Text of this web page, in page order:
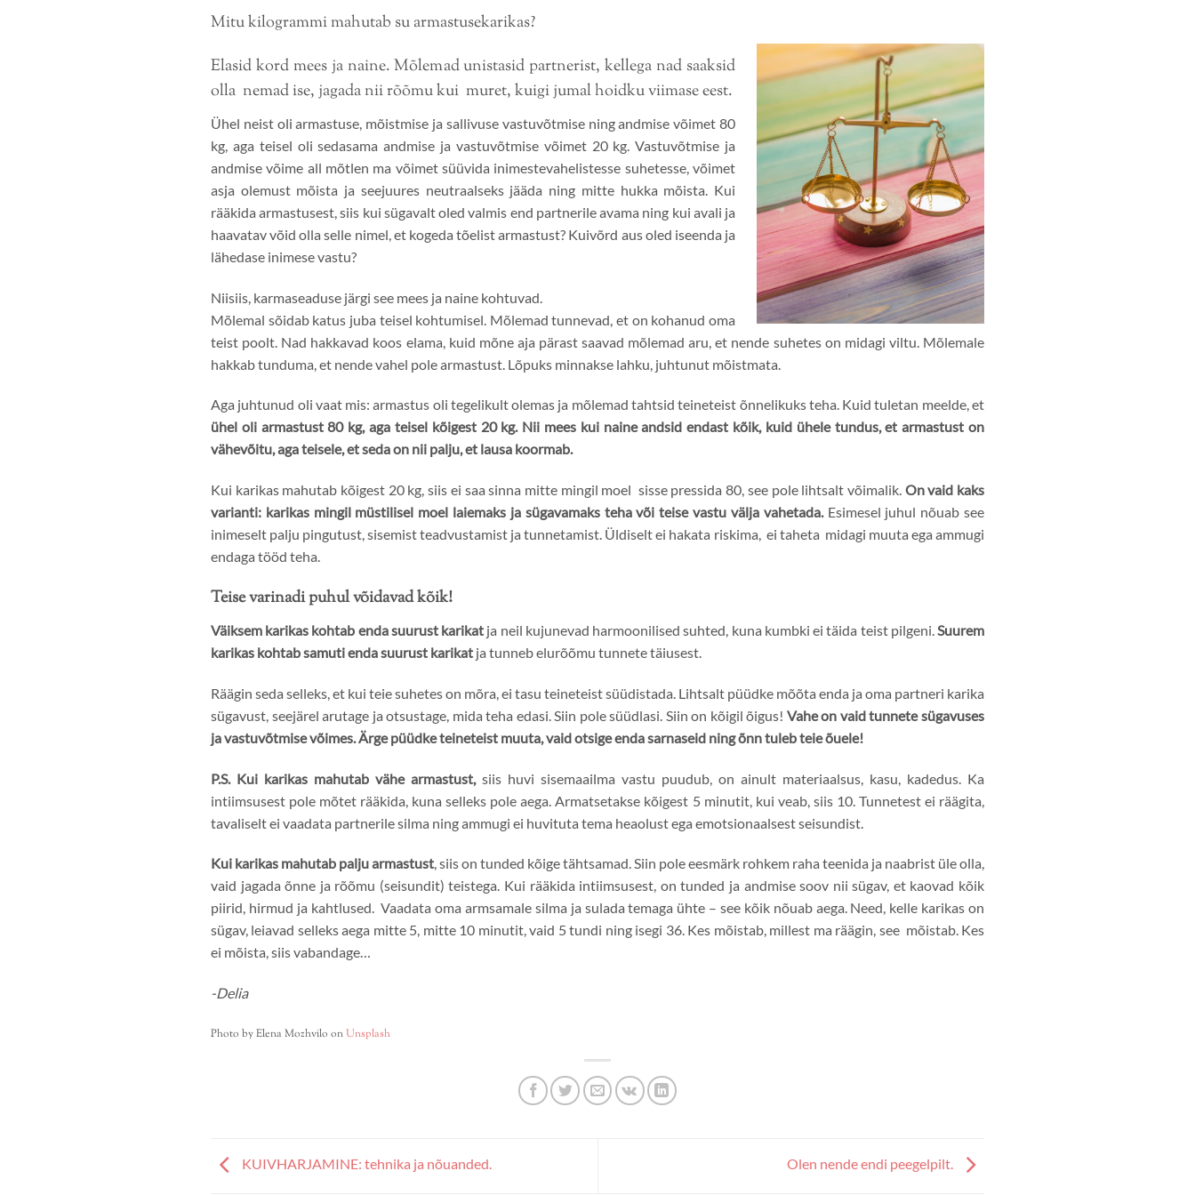
Mitu kilogrammi mahutab su armastusekarikas?
Elasid kord mees ja naine. Mõlemad unistasid partnerist, kellega nad saaksid
olla nemad ise, jagada nii rõõmu kui muret, kuigi jumal hoidku viimase eest.
Ühel neist oli armastuse, mõistmise ja sallivuse vastuvõtmise ning andmise võimet 80
kg, aga teisel oli sedasama andmise ja vastuvõtmise võimet 20 kg. Vastuvõtmise ja
andmise võime all mõtlen ma võimet süüvida inimestevahelistesse suhetesse, võimet
asja olemust mõista ja seejuures neutraalseks jääda ning mitte hukka mõista. Kui
rääkida armastusest, siis kui sügavalt oled valmis end partnerile avama ning kui avali ja
haavatav võid olla selle nimel, et kogeda tõelist armastust? Kuivõrd aus oled iseenda ja
lähedase inimese vastu?
Niisiis, karmaseaduse järgi see mees ja naine kohtuvad.
Mõlemal sõidab katus juba teisel kohtumisel. Mõlemad tunnevad, et on kohanud oma
teist poolt. Nad hakkavad koos elama, kuid mõne aja pärast saavad mõlemad aru, et nende suhetes on midagi viltu. Mõlemale
hakkab tunduma, et nende vahel pole armastust. Lõpuks minnakse lahku, juhtunut mõistmata.
Aga juhtunud oli vaat mis: armastus oli tegelikult olemas ja mõlemad tahtsid teineteist õnnelikuks teha. Kuid tuletan meelde, et
ühel oli armastust 80 kg, aga teisel kõigest 20 kg. Nii mees kui naine andsid endast kõik, kuid ühele tundus, et armastust on
vähevõitu, aga teisele, et seda on nii palju, et lausa koormab.
Kui karikas mahutab kõigest 20 kg, siis ei saa sinna mitte mingil moel sisse pressida 80, see pole lihtsalt võimalik. On vaid kaks
varianti: karikas mingil müstilisel moel laiemaks ja sügavamaks teha või teise vastu välja vahetada.Esimesel juhul nõuab see
inimeselt palju pingutust, sisemist teadvustamist ja tunnetamist. Üldiselt ei hakata riskima, ei taheta midagi muuta ega ammugi
endaga tööd teha.
Teise varinadi puhul võidavad kõik!
Väiksem karikas kohtab enda suurust karikat ja neil kujunevad harmoonilised suhted, kuna kumbki ei täida teist pilgeni.Suurem
karikas kohtab samuti enda suurust karikat ja tunneb elurõõmu tunnete täiusest.
Räägin seda selleks, et kui teie suhetes on mõra, ei tasu teineteist süüdistada. Lihtsalt püüdke mõõta enda ja oma partneri karika
sügavust, seejärel arutage ja otsustage, mida teha edasi. Siin pole süüdlasi. Siin on kõigil õigus! Vahe on vaid tunnete sügavuses
ja vastuvõtmise võimes. Ärge püüdke teineteist muuta, vaid otsige enda sarnaseid ning õnn tuleb teie õuele!
P.S. Kui karikas mahutab vähe armastust, siis huvi sisemaailma vastu puudub, on ainult materiaalsus, kasu, kadedus. Ka
intiimsusest pole mõtet rääkida, kuna selleks pole aega. Armatsetakse kõigest 5 minutit, kui veab, siis 10. Tunnetest ei räägita,
tavaliselt ei vaadata partnerile silma ning ammugi ei huvituta tema heaolust ega emotsionaalsest seisundist.
Kui karikas mahutab palju armastust, siis on tunded kõige tähtsamad. Siin pole eesmärk rohkem raha teenida ja naabrist üle olla,
vaid jagada õnne ja rõõmu (seisundit) teistega. Kui rääkida intiimsusest, on tunded ja andmise soov nii sügav, et kaovad kõik
piirid, hirmud ja kahtlused. Vaadata oma armsamale silma ja sulada temaga ühte – see kõik nõuab aega. Need, kelle karikas on
sügav, leiavad selleks aega mitte 5, mitte 10 minutit, vaid 5 tundi ning isegi 36. Kes mõistab, millest ma räägin, see mõistab. Kes
ei mõista, siis vabandage…
-Delia
Photo by Elena Mozhvilo onUnsplash
KUIVHARJAMINE: tehnika ja nõuanded. Olen nende endi peegelpilt.